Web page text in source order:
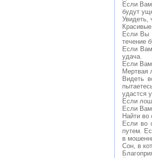
Если
будут
Увидеть,
Если Вы
течение
Если
удача.
Если
Мертвая
Видеть
удастся
Если
Если Вам
Найти во
Если во
путем.
в
Сон, в